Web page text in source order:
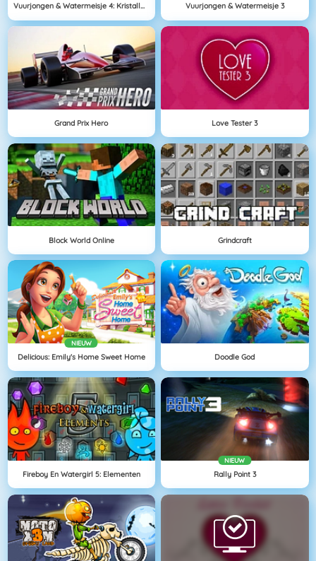
Vuurjongen & Watermeisje 4: Kristallen Tempel Vuurjongen & Watermeisje 3
Grand Prix Hero Love Tester 3
Block World Online Grindcraft
NIEUW
Delicious: Emily's Home Sweet Home Doodle God
Fireboy En Watergirl 5: Elementen
NIEUW
Rally Point 3